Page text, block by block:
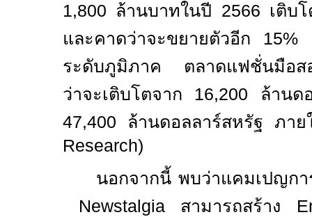
1,800 ล้านบาทในปี 2566 เติบ
และคาดว่าจะขยายตัวอีก
ระดับภูมิภาค ตลาดแฟชั่นมือสอ
ว่าจะเติบโตจาก 16,200 ล้านด
47,400 ล้านดอลลาร์สหรัฐ ภา
Research)
นอกจากนี้ พบว่าแคมเปญก
Newstalgia สามารถสร้าง